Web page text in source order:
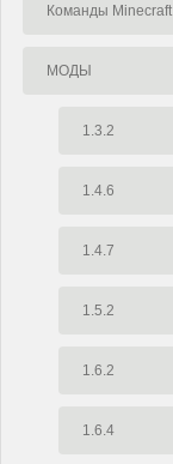
Команды Minecraft
МОДЫ
1.3.2
1.4.6
1.4.7
1.5.2
1.6.2
1.6.4